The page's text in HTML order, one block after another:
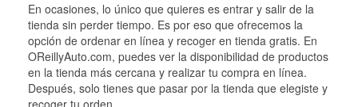
En ocasiones, lo único que quieres es entrar y salir de la
tienda sin perder tiempo. Es por eso que ofrecemos la
opción de ordenar en línea y recoger en tienda gratis. En
OReillyAuto.com, puedes ver la disponibilidad de productos
en la tienda más cercana y realizar tu compra en línea.
Después, solo tienes que pasar por la tienda que elegiste y
recoger tu orden.